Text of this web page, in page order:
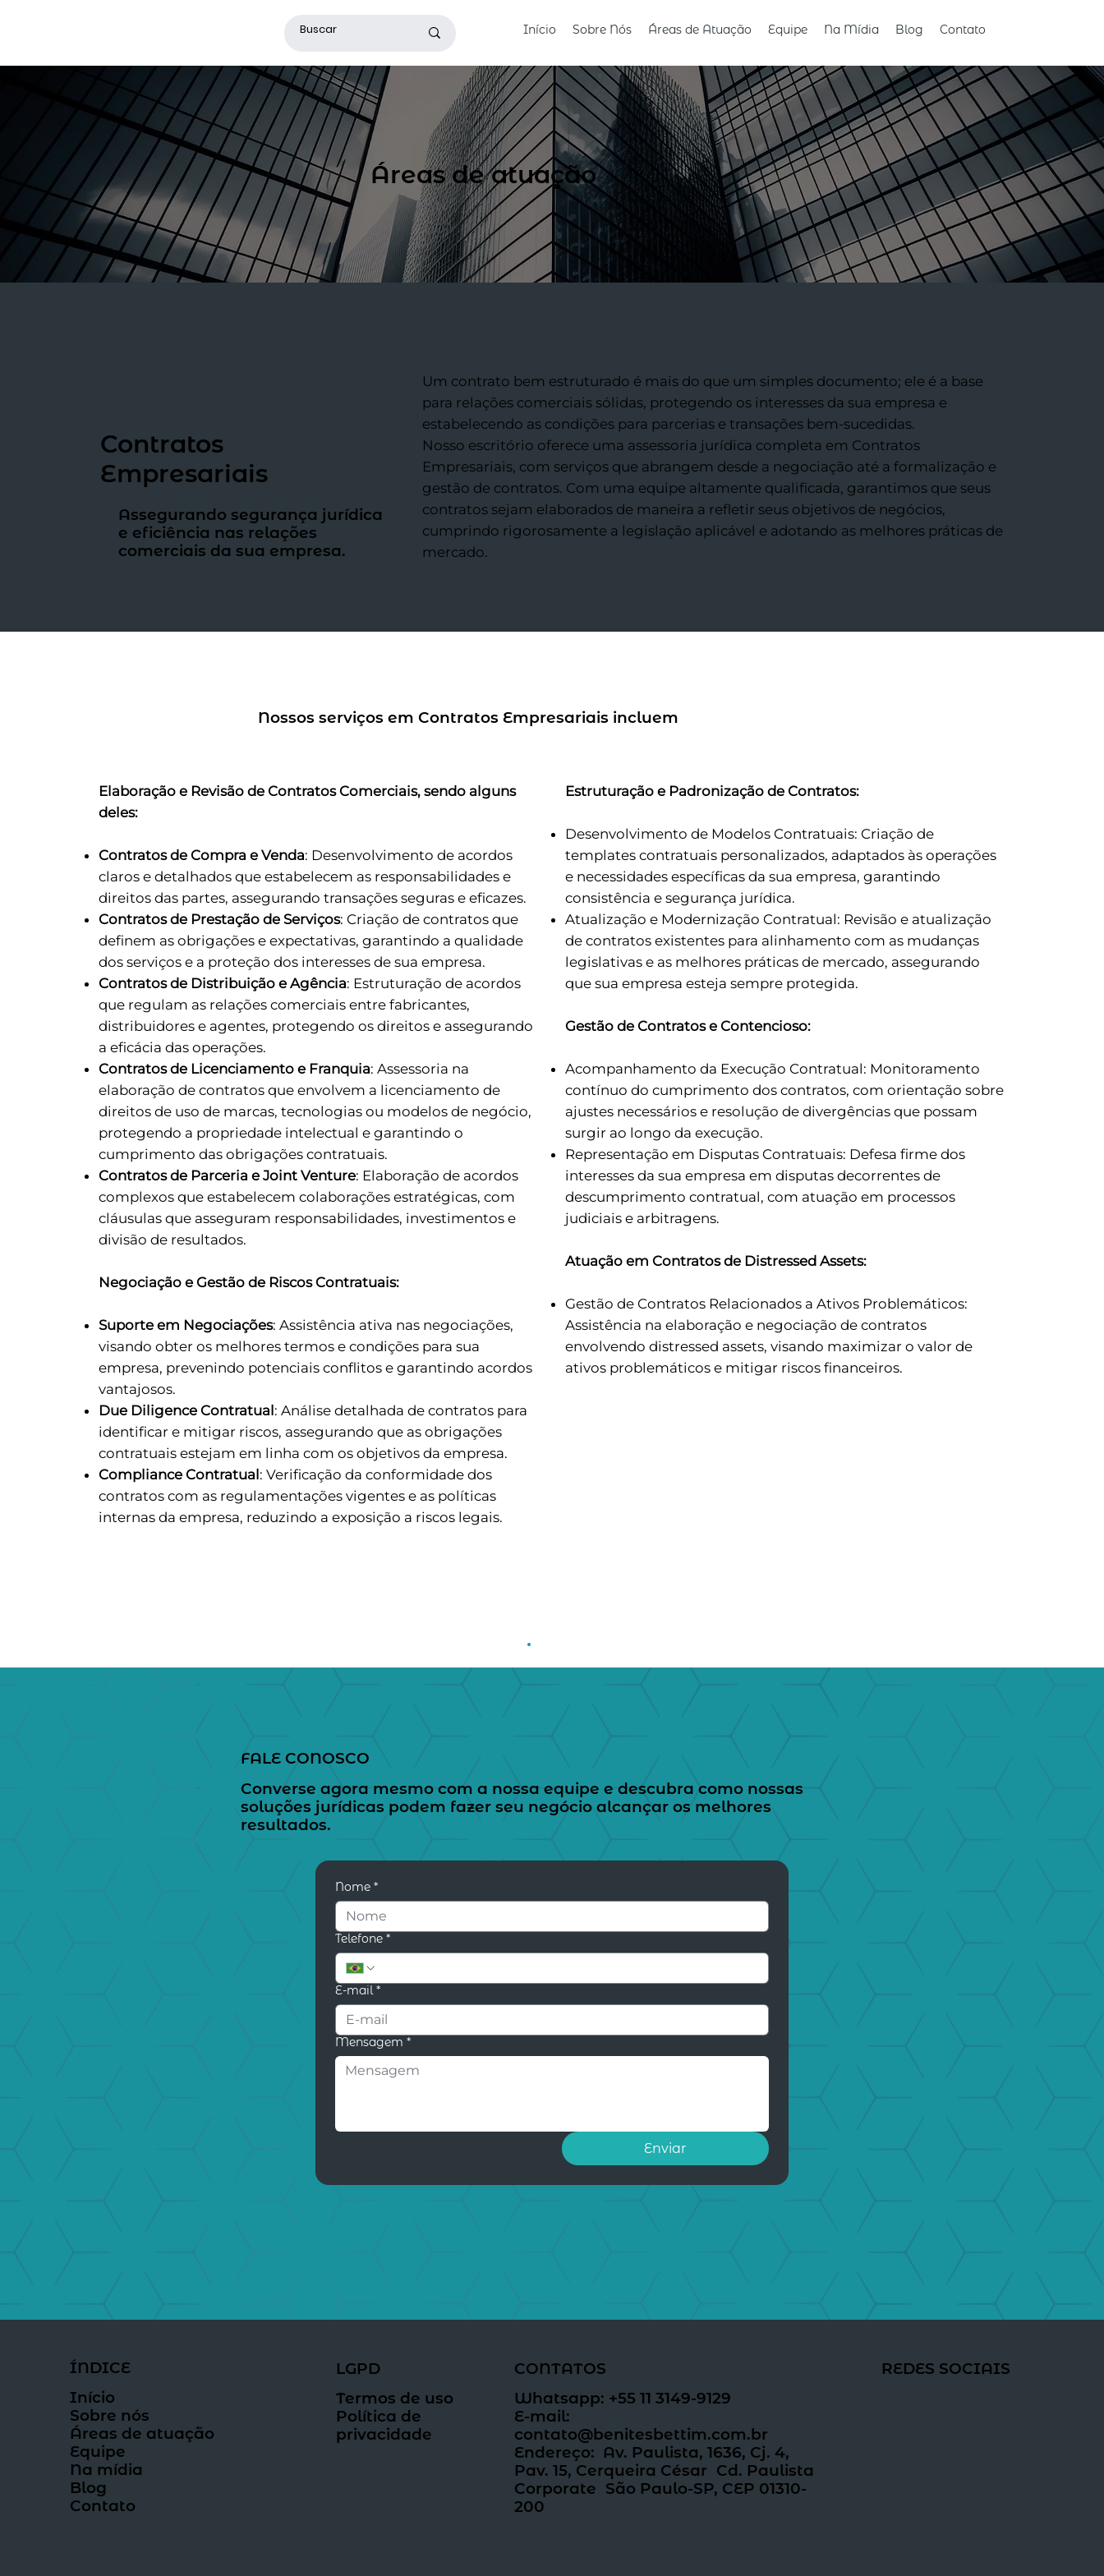
Início Sobre Nós Áreas de Atuação Equipe Na Mídia Blog Contato
Áreas deatuação
Contratos
Empresariais
Assegurando segurança jurídica
e eficiência nas relações
comerciais da sua empresa.
Um contrato bem estruturado é mais do que um simples documento; ele é a base
para relações comerciais sólidas, protegendo os interesses da sua empresa e
estabelecendo as condições para parcerias e transações bem-sucedidas.
Nosso escritório oferece uma assessoria jurídica completa em Contratos
Empresariais, com serviços que abrangem desde a negociação até a formalização e
gestão de contratos. Com uma equipe altamente qualificada, garantimos que seus
contratos sejam elaborados de maneira a refletir seus objetivos de negócios,
cumprindo rigorosamente a legislação aplicável e adotando as melhores práticas de
mercado.
Nossos serviços em Contratos Empresariais incluem
Elaboração e Revisão de Contratos Comerciais, sendo alguns
deles:
Contratos de Compra e Venda: Desenvolvimento de acordos
claros e detalhados que estabelecem as responsabilidades e
direitos das partes, assegurando transações seguras e eficazes.
Contratos de Prestação de Serviços: Criação de contratos que
definem as obrigações e expectativas, garantindo a qualidade
dos serviços e a proteção dos interesses de sua empresa.
Contratos de Distribuição e Agência: Estruturação de acordos
que regulam as relações comerciais entre fabricantes,
distribuidores e agentes, protegendo os direitos e assegurando
a eficácia das operações.
Contratos de Licenciamento e Franquia: Assessoria na
elaboração de contratos que envolvem a licenciamento de
direitos de uso de marcas, tecnologias ou modelos de negócio,
protegendo a propriedade intelectual e garantindo o
cumprimento das obrigações contratuais.
Contratos de Parceria e Joint Venture: Elaboração de acordos
complexos que estabelecem colaborações estratégicas, com
cláusulas que asseguram responsabilidades, investimentos e
divisão de resultados.
Negociação e Gestão de Riscos Contratuais:
Suporte em Negociações: Assistência ativa nas negociações,
visando obter os melhores termos e condições para sua
empresa, prevenindo potenciais conflitos e garantindo acordos
vantajosos.
Due Diligence Contratual: Análise detalhada de contratos para
identificar e mitigar riscos, assegurando que as obrigações
contratuais estejam em linha com os objetivos da empresa.
Compliance Contratual: Verificação da conformidade dos
contratos com as regulamentações vigentes e as políticas
internas da empresa, reduzindo a exposição a riscos legais.
Estruturação e Padronização de Contratos:
Desenvolvimento de Modelos Contratuais: Criação de
templates contratuais personalizados, adaptados às operações
e necessidades específicas da sua empresa, garantindo
consistência e segurança jurídica.
Atualização e Modernização Contratual: Revisão e atualização
de contratos existentes para alinhamento com as mudanças
legislativas e as melhores práticas de mercado, assegurando
que sua empresa esteja sempre protegida.
Gestão de Contratos e Contencioso:
Acompanhamento da Execução Contratual: Monitoramento
contínuo do cumprimento dos contratos, com orientação sobre
ajustes necessários e resolução de divergências que possam
surgir ao longo da execução.
Representação em Disputas Contratuais: Defesa firme dos
interesses da sua empresa em disputas decorrentes de
descumprimento contratual, com atuação em processos
judiciais e arbitragens.
Atuação em Contratos de Distressed Assets:
Gestão de Contratos Relacionados a Ativos Problemáticos:
Assistência na elaboração e negociação de contratos
envolvendo distressed assets, visando maximizar o valor de
ativos problemáticos e mitigar riscos financeiros.
FALE CONOSCO
Converse agora mesmo com a nossa equipe e descubra como nossas
soluções jurídicas podem fazer seu negócio alcançar os melhores
resultados.
Nome *
Telefone *
E-mail *
Mensagem *
Enviar
ÍNDICE
Início
Sobre nós
Áreas de atuação
Equipe
Na mídia
Blog
Contato
LGPD
Termos de uso
Política de
privacidade
CONTATOS
Whatsapp: +55 11 3149-9129
E-mail:
contato@benitesbettim.com.br
Endereço: Av. Paulista, 1636, Cj. 4,
Pav. 15, Cerqueira César Cd. Paulista
Corporate São Paulo-SP, CEP 01310-
200
REDES SOCIAIS